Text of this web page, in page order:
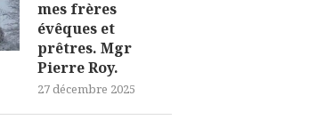
mes frères
évêques et
prêtres. Mgr
Pierre Roy.
27 décembre 2025